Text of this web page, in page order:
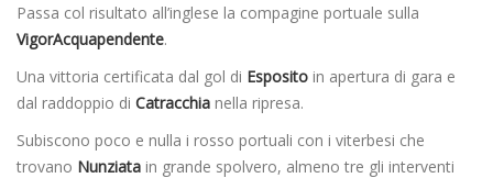
Passa col risultato all’inglese la compagine portuale sulla
VigorAcquapendente.
Una vittoria certificata dal gol di Esposito in apertura di gara e
dal raddoppio di Catracchia nella ripresa.
Subiscono poco e nulla i rosso portuali con i viterbesi che
trovano Nunziata in grande spolvero, almeno tre gli interventi